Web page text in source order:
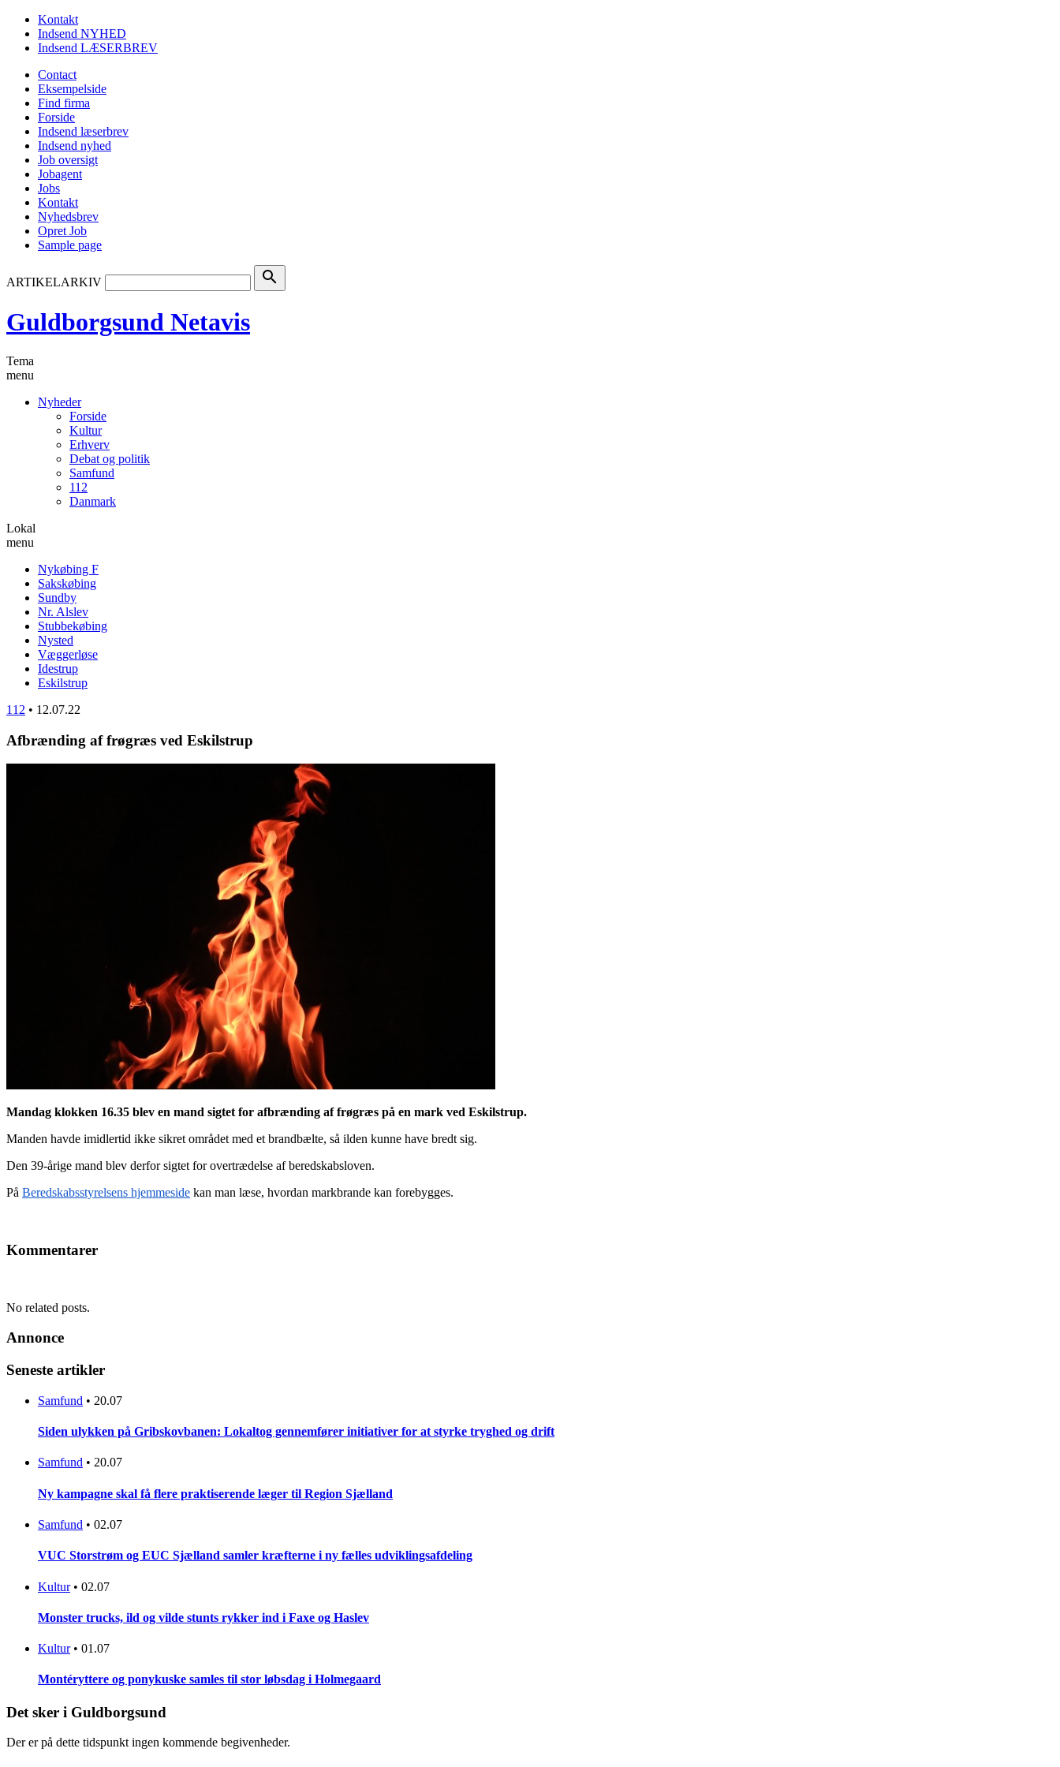
Kontakt
Indsend NYHED
Indsend LÆSERBREV
Contact
Eksempelside
Find firma
Forside
Indsend læserbrev
Indsend nyhed
Job oversigt
Jobagent
Jobs
Kontakt
Nyhedsbrev
Opret Job
Sample page
ARTIKELARKIV search
Guldborgsund Netavis
Tema
menu
Nyheder
Forside
Kultur
Erhverv
Debat og politik
Samfund
112
Danmark
Lokal
menu
Nykøbing F
Sakskøbing
Sundby
Nr. Alslev
Stubbekøbing
Nysted
Væggerløse
Idestrup
Eskilstrup
112 • 12.07.22
Afbrænding af frøgræs ved Eskilstrup
Mandag klokken 16.35 blev en mand sigtet for afbrænding af frøgræs på en mark ved Eskilstrup.
Manden havde imidlertid ikke sikret området med et brandbælte, så ilden kunne have bredt sig.
Den 39-årige mand blev derfor sigtet for overtrædelse af beredskabsloven.
På Beredskabsstyrelsens hjemmeside kan man læse, hvordan markbrande kan forebygges.
Kommentarer
No related posts.
Annonce
Seneste artikler
Samfund • 20.07
Siden ulykken på Gribskovbanen: Lokaltog gennemfører initiativer for at styrke tryghed og drift
Samfund • 20.07
Ny kampagne skal få flere praktiserende læger til Region Sjælland
Samfund • 02.07
VUC Storstrøm og EUC Sjælland samler kræfterne i ny fælles udviklingsafdeling
Kultur • 02.07
Monster trucks, ild og vilde stunts rykker ind i Faxe og Haslev
Kultur • 01.07
Montéryttere og ponykuske samles til stor løbsdag i Holmegaard
Det sker i Guldborgsund
Der er på dette tidspunkt ingen kommende begivenheder.